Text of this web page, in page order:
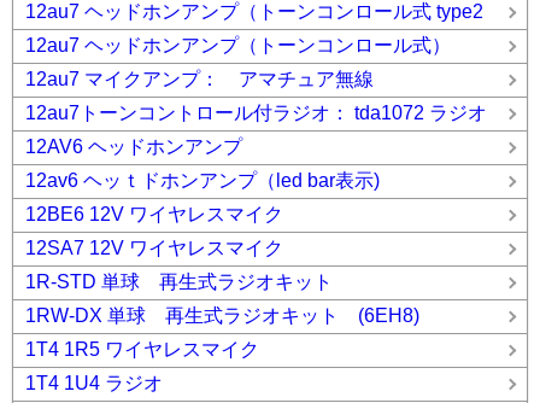
12au7 ヘッドホンアンプ（トーンコンロール式 type2
12au7 ヘッドホンアンプ（トーンコンロール式）
12au7 マイクアンプ： アマチュア無線
12au7トーンコントロール付ラジオ： tda1072 ラジオ
12AV6 ヘッドホンアンプ
12av6 ヘッｔドホンアンプ（led bar表示)
12BE6 12V ワイヤレスマイク
12SA7 12V ワイヤレスマイク
1R-STD 単球 再生式ラジオキット
1RW-DX 単球 再生式ラジオキット (6EH8)
1T4 1R5 ワイヤレスマイク
1T4 1U4 ラジオ